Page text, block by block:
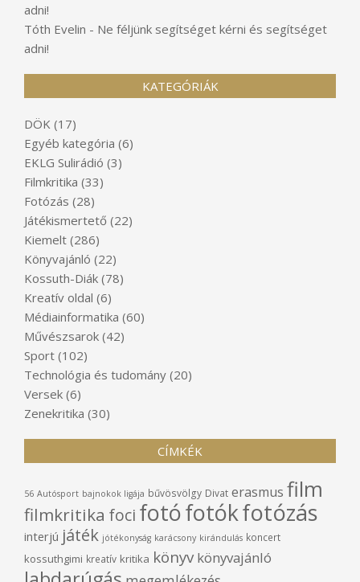
adni!
Tóth Evelin - Ne féljünk segítséget kérni és segítséget
adni!
KATEGÓRIÁK
DÖK (17)
Egyéb kategória (6)
EKLG Sulirádió (3)
Filmkritika (33)
Fotózás (28)
Játékismertető (22)
Kiemelt (286)
Könyvajánló (22)
Kossuth-Diák (78)
Kreatív oldal (6)
Médiainformatika (60)
Művészsarok (42)
Sport (102)
Technológia és tudomány (20)
Versek (6)
Zenekritika (30)
CÍMKÉK
56 Autósport bajnokok ligája bűvösvölgy Divat erasmus film
filmkritika foci fotófotókfotózás
interjú játék jótékonyság karácsony kirándulás koncert
kossuthgimi kreatív kritika könyv könyvajánló